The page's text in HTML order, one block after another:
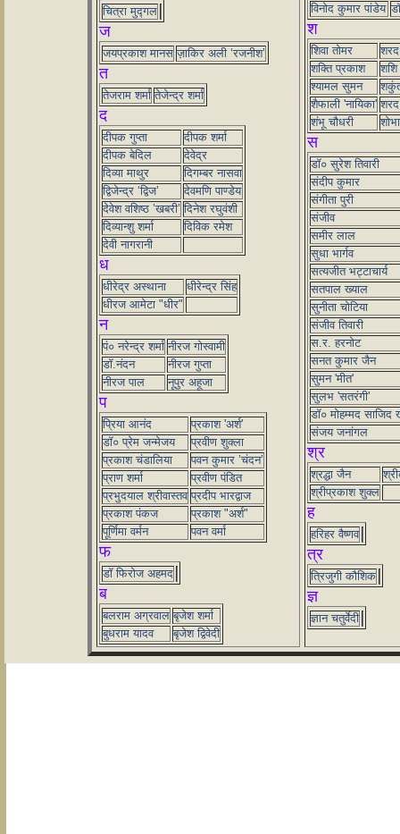
चित्रा मुद्गल
ज
जयप्रकाश मानस ज़ाकिर अली ‘रजनीश’
त
तेजराम शर्मा तेजेन्द्र शर्मा
द
दीपक गुप्ता
दीपक शर्मा
दीपक बेदिल
देवेद्र
दिव्या माथुर
दिगम्बर नासवा
द्विजेन्द्र ‘द्विज’
देवमणि पाण्डेय
देवेश वशिष्ठ ’खबरी’ दिनेश रघुवंशी
दिव्यान्शु शर्मा
दिविक रमेश
देवी नागरानी
ध
धीरेद्र अस्थाना
धीरेन्द्र सिंह
धीरज आमेटा "धीर"
न
पं० नरेन्द्र शर्मा नीरज गोस्वामी
डॉ.नंदन
नीरज गुप्ता
नीरज पाल
नूपुर अहूजा
प
प्रिया आनंद
प्रकाश 'अर्श'
डॉ० प्रेम जन्मेजय
प्रवीण शुक्ला
प्रकाश चंडालिया
पवन कुमार ’चंदन’
प्राण शर्मा
प्रवीण पंडित
प्रभुदयाल श्रीवास्तव प्रदीप भारद्वाज
प्रकाश पंकज
प्रकाश "अर्श"
पूर्णिमा वर्मन
पवन वर्मा
फ
डॉ फिरोज अहमद
ब
बलराम अग्रवाल बृजेश शर्मा
बुधराम यादव
बृजेश द्विवेदी
विनोद कुमार पांडेय
श
शिवा तोमर
शक्ति प्रकाश
शशि
श्यामल सुमन
शैफाली 'नायिका' शरद
शंभू चौधरी
स
डॉ० सुरेश तिवारी
संदीप कुमार
संगीता पुरी
संजीव
समीर लाल
सुधा भार्गव
सत्यजीत भट्टाचार्य
सतपाल ख्याल
सुनीता चोटिया
संजीव तिवारी
स.र. हरनोट
सनत कुमार जैन
सुमन 'मीत'
सुलभ 'सतरंगी'
डॉ० मोहम्मद साजिद
संजय जनांगल
श्र
श्रद्धा जैन
श्रीप्रकाश शुक्ल
ह
हरिहर वैष्णव
त्र
त्रिजुगी कौशिक
ज्ञ
ज्ञान चतुर्वेदी